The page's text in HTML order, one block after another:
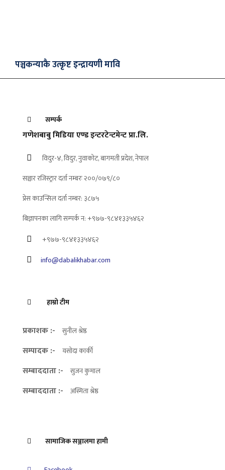
पञ्चकन्याकै उत्कृष्ट इन्द्रायणी मावि
सम्पर्क
गणेशबाबु मिडिया एण्ड इन्टरटेन्टमेन्ट प्रा.लि.
विदुर-४, विदुर, नुवाकोट, बागमती प्रदेश, नेपाल
सञ्चार रजिस्ट्रार दर्ता नम्बरः २००/०७९/८०
प्रेस काउन्सिल दर्ता नम्बर: ३८७५
बिज्ञापनका लागि सम्पर्क न: +९७७-९८४१३३५४६२
+९७७-९८४१३३५४६२
info@dabalikhabar.com
हाम्रो टीम
प्रकाशक :- सुनील श्रेष्ठ
सम्पादक :- यसोदा कार्की
सम्बाददाता :- सुजन कुमाल
सम्बाददाता :- अस्मिता श्रेष्ठ
सामाजिक सञ्जालमा हामी